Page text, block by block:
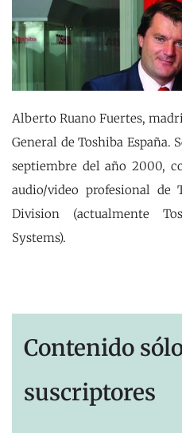
Alberto Ruano Fuertes,
General de Toshiba España.
septiembre del año 2000,
audio/video profesional de
Division (actualmente
Systems).
Contenido
suscriptores